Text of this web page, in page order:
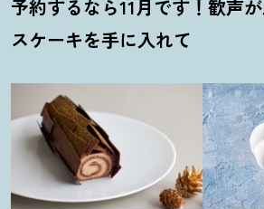
予約するなら11月です ！ 歓声
スケーキを手に入れて